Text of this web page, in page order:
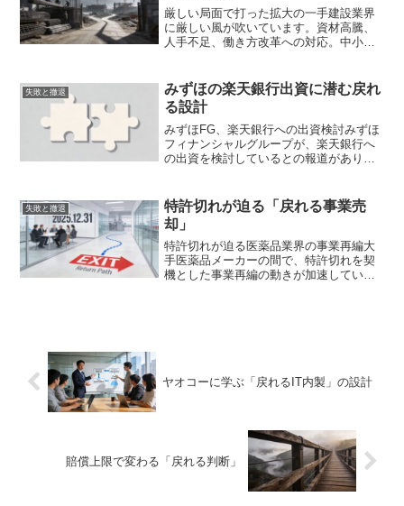
厳しい局面で打った拡大の一手建設業界
に厳しい風が吹いています。資材高騰、
人手不足、働き方改革への対応。中小の
事・加工の国井興業が打ち出したのは
「同業M&Aによる成長」とい...
失敗と撤退
みずほの楽天銀行出資に潜む戻れ
る設計
みずほFG、楽天銀行への出資検討みずほ
フィナンシャルグループが、楽天銀行へ
の出資を検討しているとの報道がありま
めています。一見すると、これは単なる
資本提携のニュースです...
失敗と撤退
特許切れが迫る「戻れる事業売
却」
特許切れが迫る医薬品業界の事業再編大
手医薬品メーカーの間で、特許切れを契
機とした事業再編の動きが加速していま
ヤオコーに学ぶ「戻れるIT内製」の設計
賠償上限で変わる「戻れる判断」